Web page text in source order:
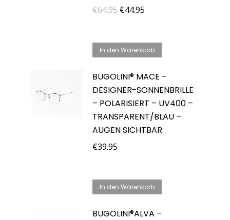
€64.95 Ursprünglicher
€64.95
€44.95
€44.95.
In den Warenkorb
BUGOLINI® MACE –
DESIGNER-SONNENBRILLE
– POLARISIERT – UV400 –
TRANSPARENT/BLAU –
AUGEN SICHTBAR
€39.95
In den Warenkorb
BUGOLINI®ALVA –